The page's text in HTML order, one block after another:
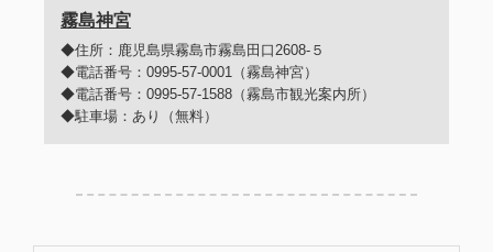
霧島神宮
◆住所：鹿児島県霧島市霧島田口2608-５
◆電話番号：0995-57-0001（霧島神宮）
◆電話番号：0995-57-1588（霧島市観光案内所）
◆駐車場：あり（無料）